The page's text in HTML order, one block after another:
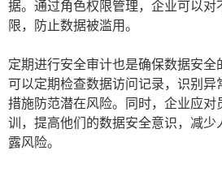
据。通过角色权限管理，企业可以对
限，防止数据被滥用。
定期进行安全审计也是确保数据安全
可以定期检查数据访问记录，识别异
措施防范潜在风险。同时，企业应对
训，提高他们的数据安全意识，减少
露风险。